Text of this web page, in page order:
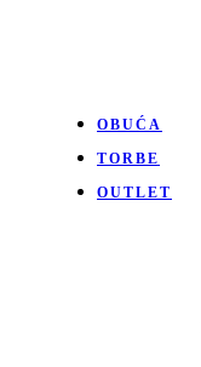
OBUĆA
TORBE
OUTLET